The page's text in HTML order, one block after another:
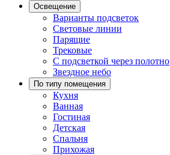
Освещение
Варианты подсветок
Световые линии
Парящие
Трековые
С подсветкой через полотно
Звездное небо
По типу помещения
Кухня
Ванная
Гостиная
Детская
Спальня
Прихожая